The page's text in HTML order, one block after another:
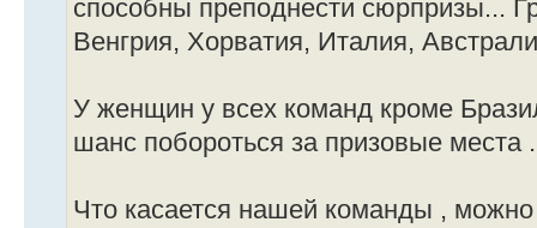
способны преподнести сюрпризы...
Венгрия, Хорватия, Италия,
У женщин у всех команд кроме
шанс побороться за призовые места
Что касается нашей команды ,